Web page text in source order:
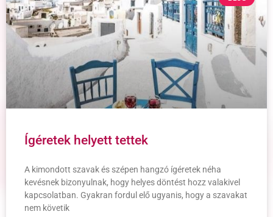
Ígéretek helyett tettek
A kimondott szavak és szépen hangzó ígéretek néha
kevésnek bizonyulnak, hogy helyes döntést hozz valakivel
kapcsolatban. Gyakran fordul elő ugyanis, hogy a szavakat
nem követik